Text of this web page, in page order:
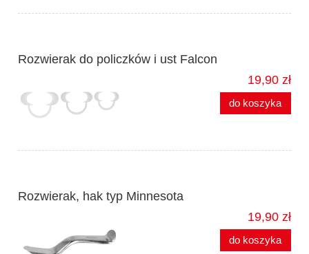
Rozwierak do policzków i ust Falcon
19,90 zł
do koszyka
Rozwierak, hak typ Minnesota
19,90 zł
do koszyka